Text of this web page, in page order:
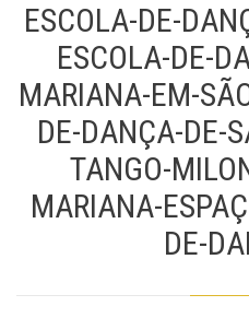
ESCOLA-DE-
ESCOLA-DE-
MARIANA-EM-
DE-DANÇA-DE-
TANGO-
MARIANA-
DE-